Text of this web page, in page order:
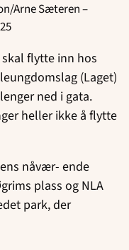
Arne Sæteren –
flytte inn hos
(Laget)
ned i gata.
heller ikke å flytte
nåvær- ende
plass og NLA
park, der